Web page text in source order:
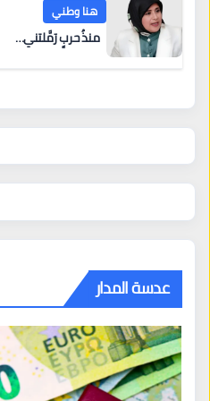
هنا وطني
منذُ حربٍ رَمَّلتني…
عدسة المدار